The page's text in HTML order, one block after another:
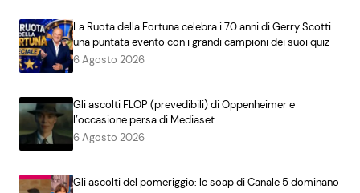
La Ruota della Fortuna celebra i 70 anni di Gerry Scotti:
una puntata evento con i grandi campioni dei suoi quiz
6 Agosto 2026
Gli ascolti FLOP (prevedibili) di Oppenheimer e
l’occasione persa di Mediaset
6 Agosto 2026
Gli ascolti del pomeriggio: le soap di Canale 5 dominano